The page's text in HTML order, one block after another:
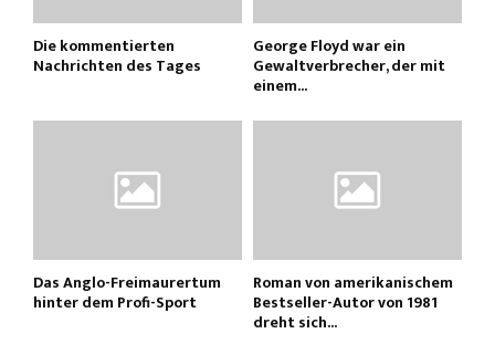
Die kommentierten
Nachrichten des Tages
George Floyd war ein
Gewaltverbrecher, der mit
einem...
Das Anglo-Freimaurertum
hinter dem Profi-Sport
Roman von amerikanischem
Bestseller-Autor von 1981
dreht sich...